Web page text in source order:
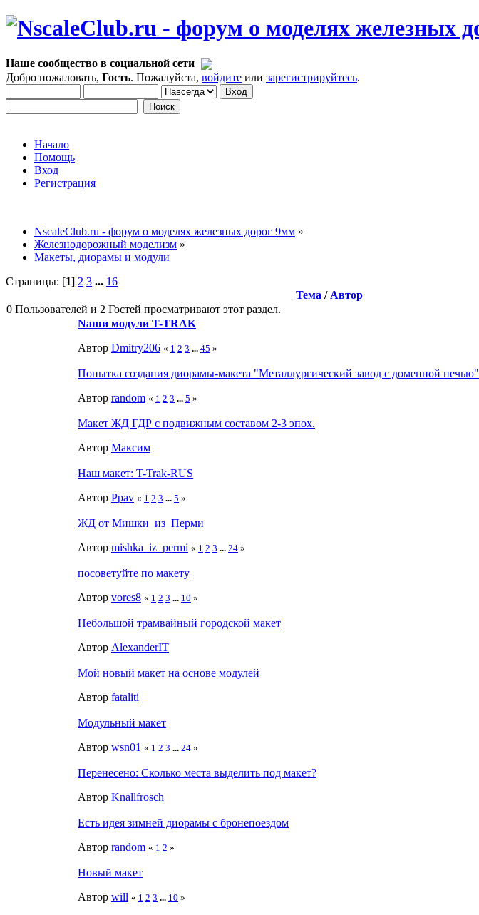
Наше сообщество в социальной сети
Добро пожаловать, Гость. Пожалуйста, войдите или зарегистрируйтесь.
Начало
Помощь
Вход
Регистрация
NscaleClub.ru - форум о моделях железных дорог 9мм »
Железнодорожный моделизм »
Макеты, диорамы и модули
Страницы: [1] 2 3 ... 16
Тема / Автор
0 Пользователей и 2 Гостей просматривают этот раздел.
Nаши модули T-TRAK
Автор Dmitry206 « 1 2 3 ... 45 »
Попытка создания диорамы-макета "Металлургический завод с доменной печью"
Автор random « 1 2 3 ... 5 »
Макет ЖД ГДР с подвижным составом 2-3 эпох.
Автор Максим
Наш макет: T-Trak-RUS
Автор Ppav « 1 2 3 ... 5 »
ЖД от Мишки_из_Перми
Автор mishka_iz_permi « 1 2 3 ... 24 »
посоветуйте по макету
Автор vores8 « 1 2 3 ... 10 »
Небольшой трамвайный городской макет
Автор AlexanderIT
Мой новый макет на основе модулей
Автор fataliti
Модульный макет
Автор wsn01 « 1 2 3 ... 24 »
Перенесено: Сколько места выделить под макет?
Автор Knallfrosch
Есть идея зимней диорамы с бронепоездом
Автор random « 1 2 »
Новый макет
Автор will « 1 2 3 ... 10 »